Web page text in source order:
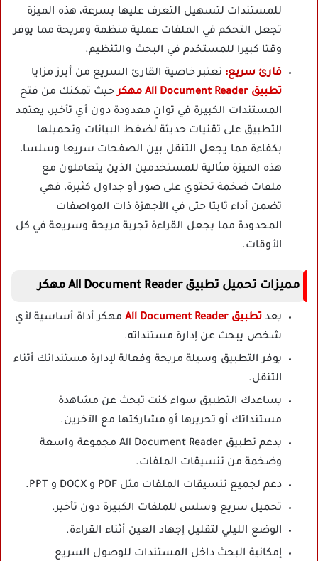
للمستندات لتسهيل التعرف عليها بسرعة، هذه الميزة
تجعل التحكم في الملفات عملية منظمة ومريحة مما يوفر
وقتا كبيرا للمستخدم في البحث والتنظيم.
قارئ سريع: تعتبر خاصية القارئ السريع من أبرز مزايا
تطبيق All Document Reader مهكر
حيث تمكنك من فتح
المستندات الكبيرة في ثوانٍ معدودة دون أي تأخير، يعتمد
التطبيق على تقنيات حديثة لضغط البيانات وتحميلها
بكفاءة مما يجعل التنقل بين الصفحات سريعا وسلسا،
هذه الميزة مثالية للمستخدمين الذين يتعاملون مع
ملفات ضخمة تحتوي على صور أو جداول كثيرة، فهي
تضمن أداء ثابتا حتى في الأجهزة ذات المواصفات
المحدودة مما يجعل القراءة تجربة مريحة وسريعة في كل
الأوقات.
مميزات تحميل تطبيق All Document Reader مهكر
يعد تطبيق All Document Reader
مهكر أداة أساسية لأي
شخص يبحث عن إدارة مستنداته.
يوفر التطبيق وسيلة مريحة وفعالة لإدارة مستنداتك أثناء
التنقل.
يساعدك التطبيق سواء كنت تبحث عن مشاهدة
مستنداتك أو تحريرها أو مشاركتها مع الآخرين.
يدعم تطبيق All Document Reader مجموعة واسعة
وضخمة من تنسيقات الملفات.
دعم لجميع تنسيقات الملفات مثل PDF و DOCX و PPT.
تحميل سريع وسلس للملفات الكبيرة دون تأخير.
الوضع الليلي لتقليل إجهاد العين أثناء القراءة.
إمكانية البحث داخل المستندات للوصول السريع